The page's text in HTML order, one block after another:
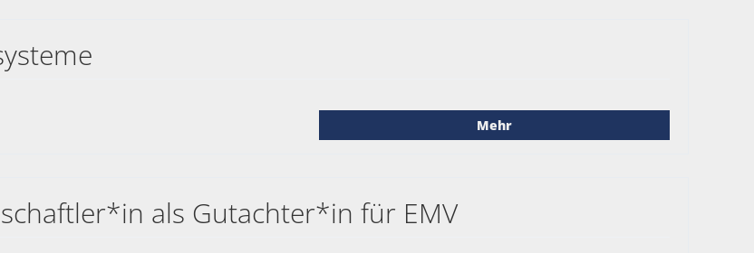
Mehr
als Gutachter*in für EMV